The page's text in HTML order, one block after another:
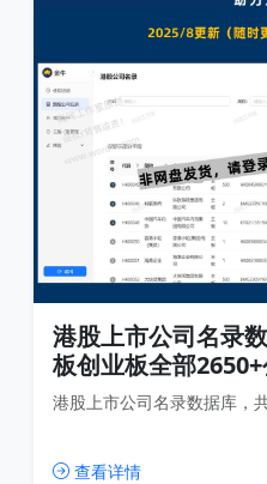
港股上市公司名录
板创业板全部
港股上市公司名录数据库，
查看详情